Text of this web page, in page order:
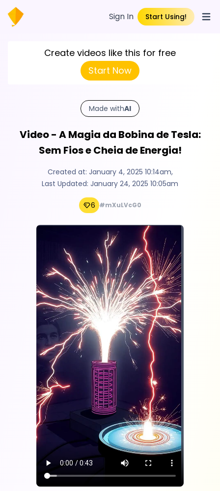
Sign In Start Using!
Create videos like this for free
Start Now
Made withAI
Video - A Magia da Bobina de Tesla:
Sem Fios e Cheia de Energia!
Created at: January 4, 2025 10:14am,
Last Updated: January 24, 2025 10:05am
6 #mXuLVcG0